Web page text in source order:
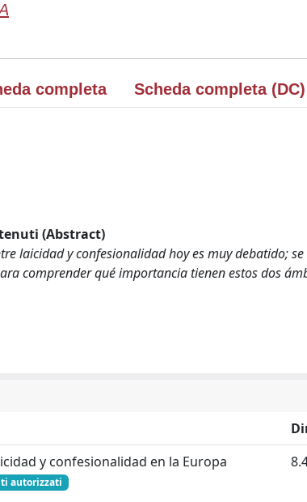
completa Scheda completa (DC)
(Abstract)
laicidad y confesionalidad hoy es muy debatido;
comprender qué importancia tienen estos dos
y confesionalidad en la Europa
autorizzati